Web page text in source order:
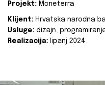
Projekt: Moneterra
Klijent: Hrvatska narodna
Usluge: dizajn,
Realizacija: lipanj 2024.